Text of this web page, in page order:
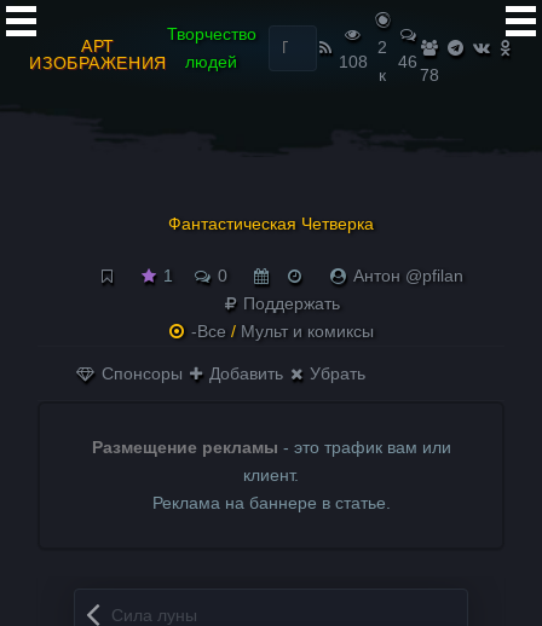
АРТ
ИЗОБРАЖЕНИЯ
Творчество
людей
Найти:
108
2
к
46
78
Фантастическая Четверка
1 0
Антон @pfilan
Поддержать
-Все / Мульт и комиксы
Спонсоры Добавить Убрать
Размещение рекламы - это трафик вам или
клиент.
Реклама на баннере в статье.
Запись навигация
Сила луны